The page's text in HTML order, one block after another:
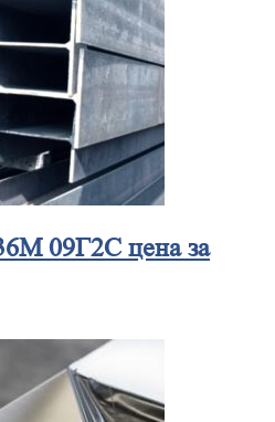
09Г2С цена за